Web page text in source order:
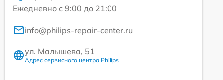
Ежедневно с 9:00 до 21:00
info@philips-repair-center.ru
ул. Малышева, 51
Адрес сервисного центра Philips